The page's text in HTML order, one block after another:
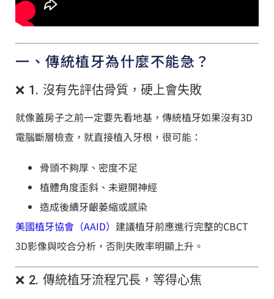
一、傳統植牙為什麼不能急？
❌ 1. 沒有先評估骨質，硬上會失敗
就像蓋房子之前一定要先看地基，傳統植牙如果沒有3D
電腦斷層檢查，就直接植入牙根，很可能：
骨頭不夠厚、密度不足
植體角度歪斜、未避開神經
造成後續牙齦萎縮或感染
美國植牙協會（AAID） 建議植牙前應進行完整的CBCT
3D影像與咬合分析，否則失敗率明顯上升。
❌ 2. 傳統植牙流程冗長，等得心焦